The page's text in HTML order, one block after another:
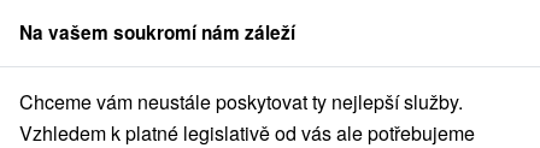
člen skupinySorger
Pobyty na Slovensku Pobyty v akci Trenčiansky kraj
Na vašem soukromí nám záleží
Chceme vám neustále poskytovat ty nejlepší služby.
Vzhledem k platné legislativě od vás ale potřebujeme